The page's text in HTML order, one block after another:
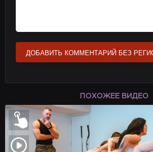
ДОБАВИТЬ КОММЕНТАРИЙ БЕЗ
ПОХОЖЕЕ ВИДЕО